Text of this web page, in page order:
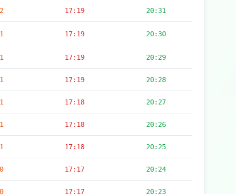
17:19 20:31
17:19 20:30
17:19 20:29
17:19 20:28
17:18 20:27
17:18 20:26
17:18 20:25
17:17 20:24
17:17 20:23